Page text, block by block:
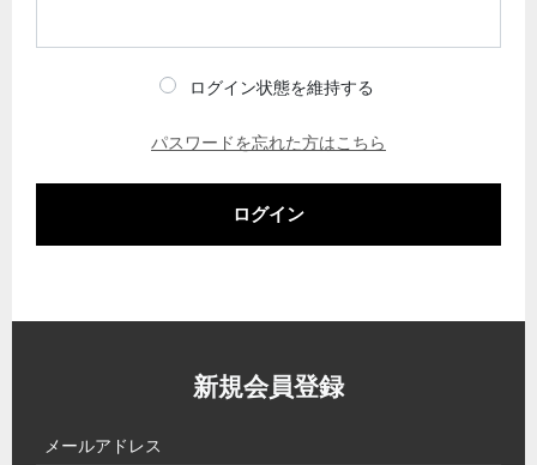
ログイン状態を維持する
パスワードを忘れた方はこちら
ログイン
新規会員登録
メールアドレス